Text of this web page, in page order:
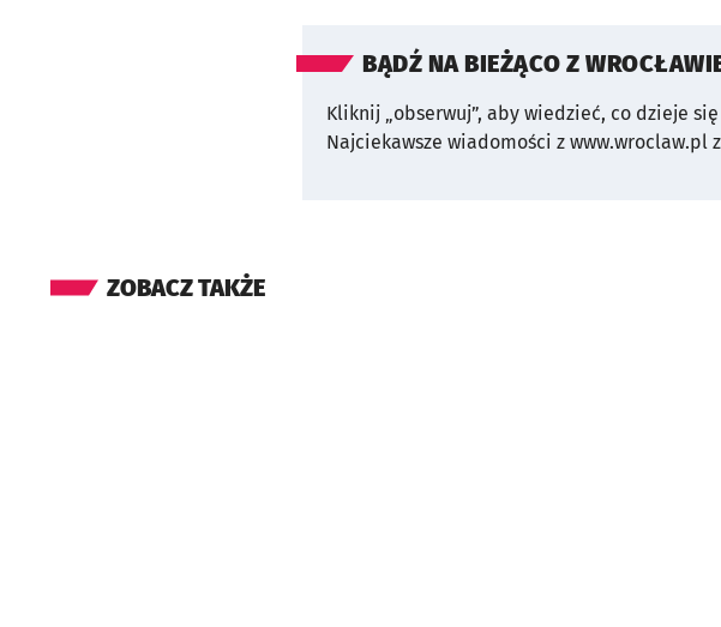
BĄDŹ NA BIEŻĄCO Z
Kliknij „obserwuj”, aby wiedzieć, co dzieje się
Najciekawsze wiadomości z www.wroclaw.pl
ZOBACZ TAKŻE